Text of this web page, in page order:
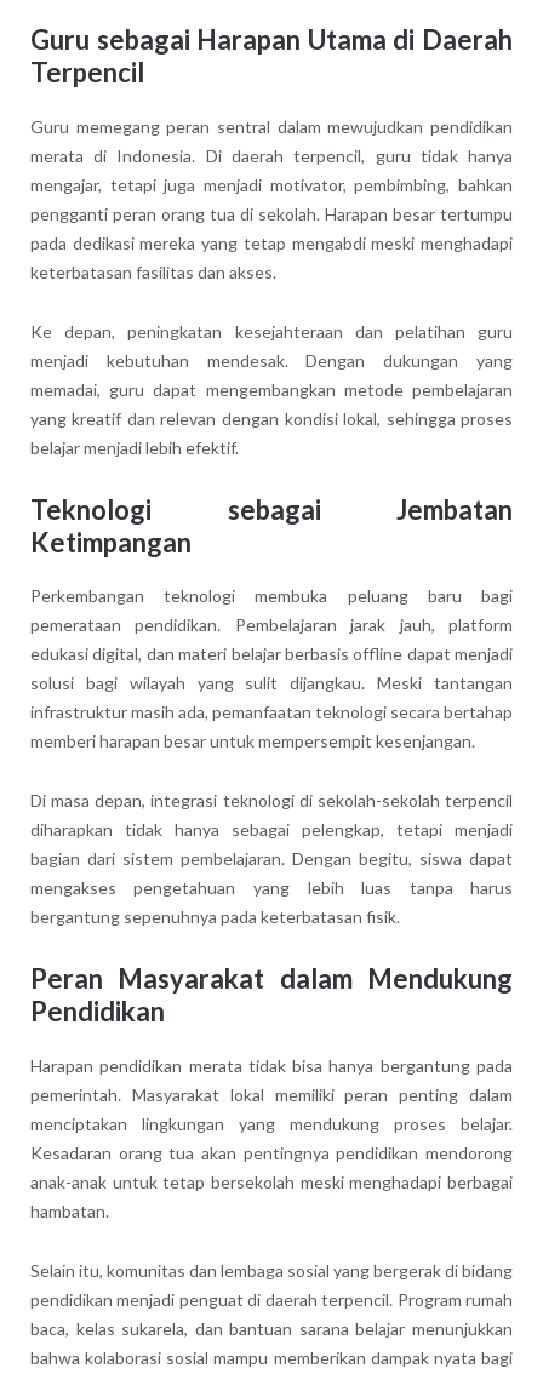
Guru sebagai Harapan Utama di Daerah
Terpencil
Guru memegang peran sentral dalam mewujudkan pendidikan
merata di Indonesia. Di daerah terpencil, guru tidak hanya
mengajar, tetapi juga menjadi motivator, pembimbing, bahkan
pengganti peran orang tua di sekolah. Harapan besar tertumpu
pada dedikasi mereka yang tetap mengabdi meski menghadapi
keterbatasan fasilitas dan akses.
Ke depan, peningkatan kesejahteraan dan pelatihan guru
menjadi kebutuhan mendesak. Dengan dukungan yang
memadai, guru dapat mengembangkan metode pembelajaran
yang kreatif dan relevan dengan kondisi lokal, sehingga proses
belajar menjadi lebih efektif.
Teknologi sebagai Jembatan
Ketimpangan
Perkembangan teknologi membuka peluang baru bagi
pemerataan pendidikan. Pembelajaran jarak jauh, platform
edukasi digital, dan materi belajar berbasis offline dapat menjadi
solusi bagi wilayah yang sulit dijangkau. Meski tantangan
infrastruktur masih ada, pemanfaatan teknologi secara bertahap
memberi harapan besar untuk mempersempit kesenjangan.
Di masa depan, integrasi teknologi di sekolah-sekolah terpencil
diharapkan tidak hanya sebagai pelengkap, tetapi menjadi
bagian dari sistem pembelajaran. Dengan begitu, siswa dapat
mengakses pengetahuan yang lebih luas tanpa harus
bergantung sepenuhnya pada keterbatasan fisik.
Peran Masyarakat dalam Mendukung
Pendidikan
Harapan pendidikan merata tidak bisa hanya bergantung pada
pemerintah. Masyarakat lokal memiliki peran penting dalam
menciptakan lingkungan yang mendukung proses belajar.
Kesadaran orang tua akan pentingnya pendidikan mendorong
anak-anak untuk tetap bersekolah meski menghadapi berbagai
hambatan.
Selain itu, komunitas dan lembaga sosial yang bergerak di bidang
pendidikan menjadi penguat di daerah terpencil. Program rumah
baca, kelas sukarela, dan bantuan sarana belajar menunjukkan
bahwa kolaborasi sosial mampu memberikan dampak nyata bagi